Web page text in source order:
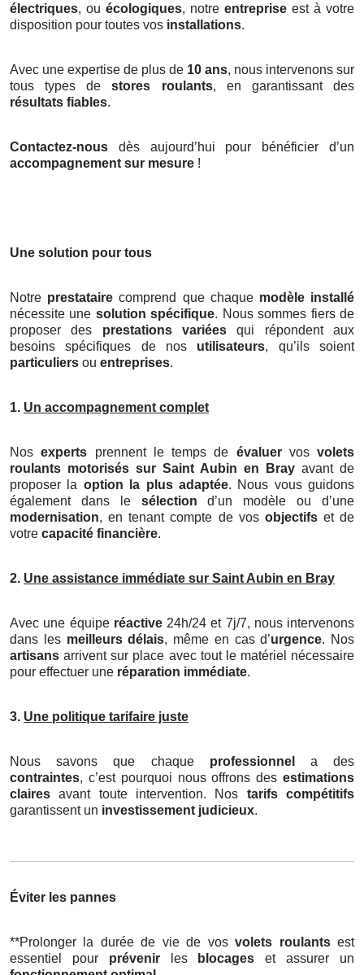
électriques, ou écologiques, notre entreprise est à votre
disposition pour toutes vos installations.
Avec une expertise de plus de 10 ans, nous intervenons sur
tous types destores roulants, en garantissant des
résultats fiables.
Contactez-nous dès aujourd’hui pour bénéficier d’un
accompagnement sur mesure !
Une solution pour tous
Notre prestataire comprend que chaque modèle installé
nécessite une solution spécifique. Nous sommes fiers de
proposer des prestations variées qui répondent aux
besoins spécifiques de nos utilisateurs, qu’ils soient
particuliers ou entreprises.
1. Un accompagnement complet
Nosexperts prennent le temps de évaluervos volets
roulants motorisés sur Saint Aubin en Bray avant de
proposer la option la plus adaptée. Nous vous guidons
également dans le sélection d’un modèle ou d’une
modernisation, en tenant compte de vos objectifset de
votre capacité financière.
2. Une assistance immédiate sur Saint Aubin en Bray
Avec une équipe réactive24h/24 et 7j/7, nous intervenons
dans les meilleurs délais, même en cas d’urgence. Nos
artisans arrivent sur place avec tout le matériel nécessaire
pour effectuer une réparation immédiate.
3. Une politique tarifaire juste
Nous savons que chaque professionnel
a des
contraintes, c’est pourquoi nous offrons des estimations
claires avant toute intervention. Nos tarifs compétitifs
garantissent un investissement judicieux.
Éviter les pannes
**Prolonger la durée de vie de vosvolets roulantsest
essentiel pour prévenirles blocages et assurer un